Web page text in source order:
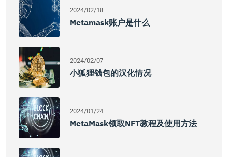
2024/02/18
Metamask账户是什么
2024/02/07
小狐狸钱包的汉化情况
2024/01/24
MetaMask领取NFT教程及使用方法